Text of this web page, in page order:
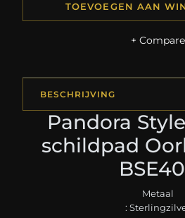
TOEVOEGEN AAN
+ Compare
BESCHRIJVING
Pandora
schildpad
Metaal
: